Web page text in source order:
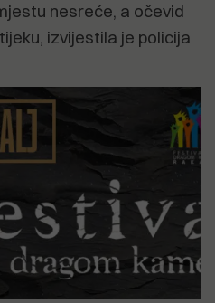
nesreće, a očevid
izvijestila je policija